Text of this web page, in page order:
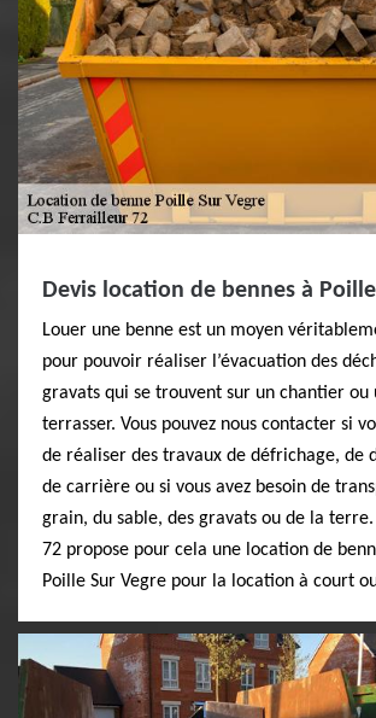
Devis location de bennes à
Louer une benne est un moyen
pour pouvoir réaliser l’évacuation des
gravats qui se trouvent sur un chantier
terrasser. Vous pouvez nous contacter si
de réaliser des travaux de défrichage, de
de carrière ou si vous avez besoin de
grain, du sable, des gravats ou de la
72 propose pour cela une location de
Poille Sur Vegre pour la location à court